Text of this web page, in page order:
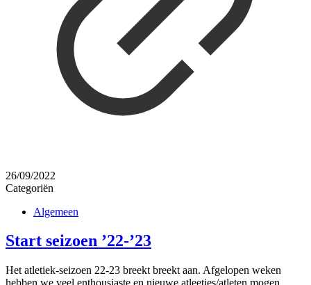
26/09/2022
Categoriën
Algemeen
Start seizoen ’22-’23
Het atletiek-seizoen 22-23 breekt breekt aan. Afgelopen weken